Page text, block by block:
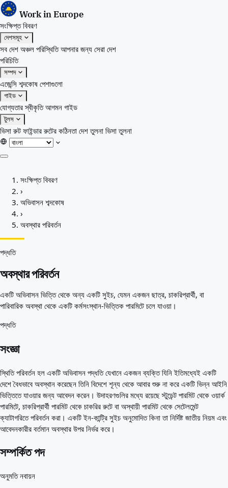
Work in Europe
সংক্ষিপ্ত বিবরণ
দেশসমূহ
সব দেশ অঞ্চল পরিস্থিতিআপনার জন্য সেরা দেশ
পরিচিতি
সম্পদ
এজেন্সি শব্দকোষ পেশাগুলো
গাইড
যোগ্যতার স্বীকৃতিআগমন গাইড
টুলস
ভিসা রুট ফাইন্ডাররুটের কঠিনতা দেশ তুলনা ভিসা তুলনা
দেশসমূহ
অঞ্চল
আপনার জন্য সেরা দেশ
শব্দকোষ
গাইড
যোগ্যতার স্বীকৃতি
ভিসা তুলনা
সংক্ষিপ্ত বিবরণ
›
অভিবাসন শব্দকোষ
›
অবস্থার পরিবর্তন
পদ্ধতি
অবস্থার পরিবর্তন
একটি অভিবাসন ভিত্তি থেকে অন্য একটি সুইচ, যেমন একজন ছাত্র, চাকরিপ্রার্থী, বা
পারিবারিক অবস্থা থেকে একটি কর্মসংস্থান-ভিত্তিক পারমিটে চলে যাওয়া।
পদ্ধতি
সংজ্ঞা
স্থিতি পরিবর্তন হল একটি অভিবাসন পদ্ধতি যেখানে একজন ব্যক্তি যিনি ইতিমধ্যেই একটি
দেশে বৈধভাবে অবস্থান করেছেন তিনি বিদেশে শূন্য থেকে আবার শুরু না করে একটি ভিন্ন আইনি
ভিত্তিতে যাওয়ার জন্য আবেদন করেন। উদাহরণগুলির মধ্যে রয়েছে স্টুডেন্ট পারমিট থেকে ওয়ার্ক
পারমিটে, চাকরিপ্রার্থী পারমিট থেকে চাকরির রুটে বা অস্থায়ী পারমিট থেকে সেটেলমেন্ট
ক্যাটাগরিতে পরিবর্তন করা। একটি ইন-কান্ট্রি সুইচ অনুমোদিত কিনা তা নির্দিষ্ট জাতীয় নিয়ম এবং
আবেদনকারীর বর্তমান অবস্থার উপর নির্ভর করে।
সম্পর্কিত পদ
অনুমতি নবায়ন